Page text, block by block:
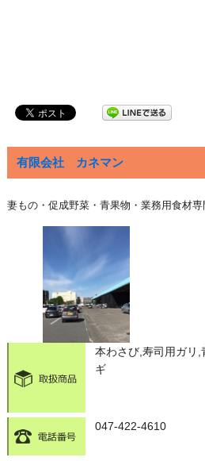
有限会社 カネマン
妻もの・促成野菜・青果物・業務用食材
本わさび,寿司用ガリ,
ギ
047-422-4610